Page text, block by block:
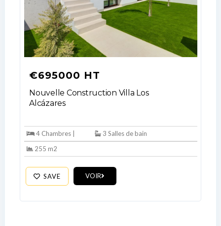
€695000 HT
Nouvelle Construction Villa Los
Alcázares
4 Chambres |
3 Salles de bain
255 m2
SAVE VOIR
Don't have an account? Sign Up
Password